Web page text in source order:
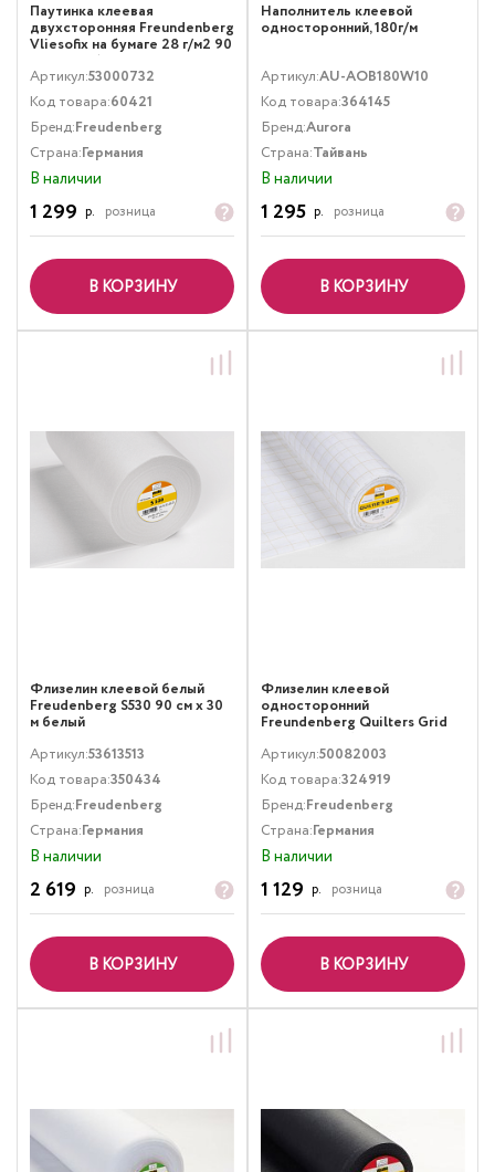
Паутинка клеевая
двухсторонняя Freundenberg
Vliesofix на бумаге 28 г/м2 90
см х 30 м белый
Артикул:53000732
Код товара:60421
Бренд:Freudenberg
Страна:Германия
В наличии
1 299 р. розница
В КОРЗИНУ
Наполнитель клеевой
односторонний, 180г/м
Артикул:AU-AOB180W10
Код товара:364145
Бренд:Aurora
Страна:Тайвань
В наличии
1 295 р. розница
В КОРЗИНУ
Флизелин клеевой белый
Freudenberg S530 90 см х 30
м белый
Артикул:53613513
Код товара:350434
Бренд:Freudenberg
Страна:Германия
В наличии
2 619 р. розница
В КОРЗИНУ
Флизелин клеевой
односторонний
Freundenberg Quilters Grid
белый
Артикул:50082003
Код товара:324919
Бренд:Freudenberg
Страна:Германия
В наличии
1 129 р. розница
В КОРЗИНУ